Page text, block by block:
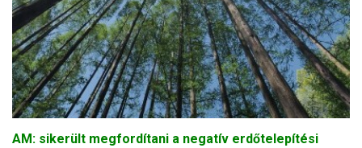
AM: sikerült megfordítani a negatív erdőtelepítési